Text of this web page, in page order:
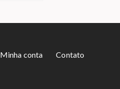
Minha conta Contato